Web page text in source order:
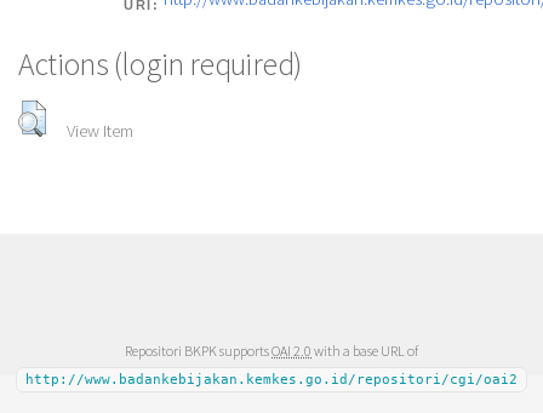
URI:
Actions (login required)
View Item
Repositori BKPK supportsOAI 2.0 with a base URL of
http://www.badankebijakan.kemkes.go.id/repositori/cgi/oai2